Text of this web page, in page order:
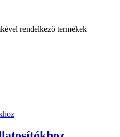
rendelkező termékek